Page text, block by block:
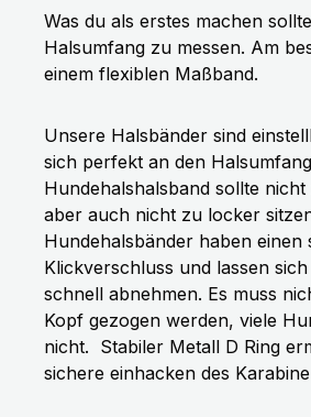
Was du als erstes machen
Halsumfang zu messen. Am
einem flexiblen Maßband.
Unsere Halsbänder sind
sich perfekt an den
Hundehalshalsband sollte
aber auch nicht zu locker
Hundehalsbänder haben einen
Klickverschluss und lassen
schnell abnehmen. Es muss
Kopf gezogen werden, viele
nicht. Stabiler Metall D Ring
sichere einhacken des